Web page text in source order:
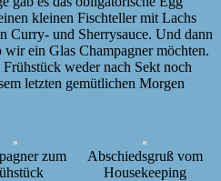
kleinen Fischteller mit Lachs
Curry- und Sherrysauce. Und dann
ein Glas Champagner möchten.
weder nach Sekt noch
letzten gemütlichen Morgen
zum
Abschiedsgruß vom
Housekeeping